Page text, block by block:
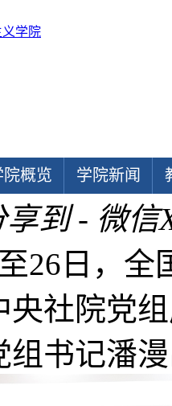
院概览 学院新闻
享到 - 微信
26日，
央社院党
组书记潘